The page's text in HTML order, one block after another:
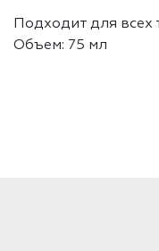
Подходит для всех
Объем: 75 мл